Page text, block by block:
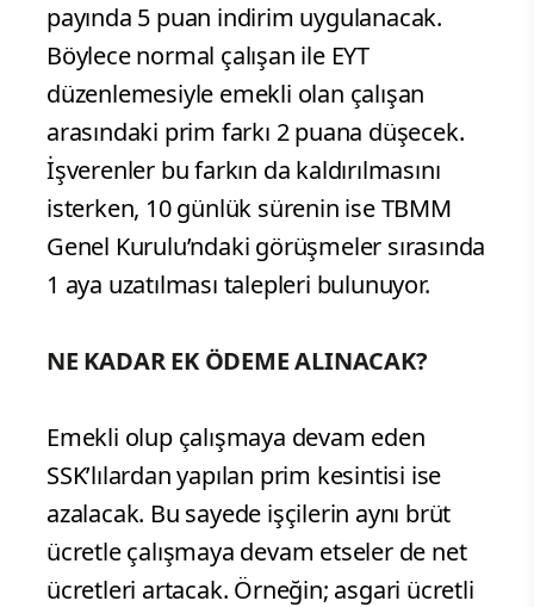
payında 5 puan indirim uygulanacak.
Böylece normal çalışan ile EYT
düzenlemesiyle emekli olan çalışan
arasındaki prim farkı 2 puana düşecek.
İşverenler bu farkın da kaldırılmasını
isterken, 10 günlük sürenin ise TBMM
Genel Kurulu’ndaki görüşmeler sırasında
1 aya uzatılması talepleri bulunuyor.
NE KADAR EK ÖDEME ALINACAK?
Emekli olup çalışmaya devam eden
SSK’lılardan yapılan prim kesintisi ise
azalacak. Bu sayede işçilerin aynı brüt
ücretle çalışmaya devam etseler de net
ücretleri artacak. Örneğin; asgari ücretli